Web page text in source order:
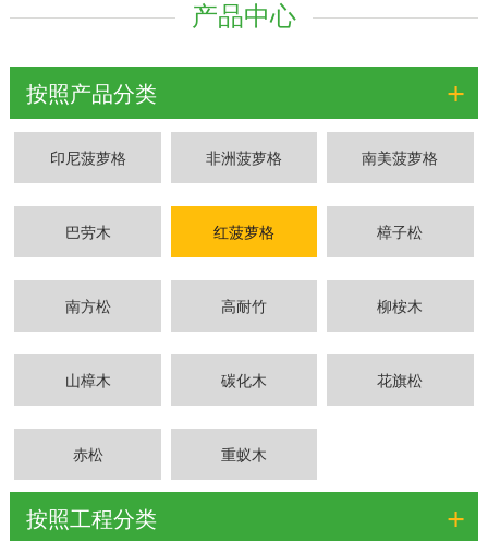
产品中心
按照产品分类 +
印尼菠萝格 非洲菠萝格 南美菠萝格
巴劳木 红菠萝格 樟子松
南方松 高耐竹 柳桉木
山樟木 碳化木 花旗松
赤松 重蚁木
按照工程分类 +